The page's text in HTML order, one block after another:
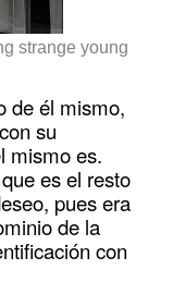
strange young
de él mismo,
su
mismo es.
es el resto
pues era
de la
con